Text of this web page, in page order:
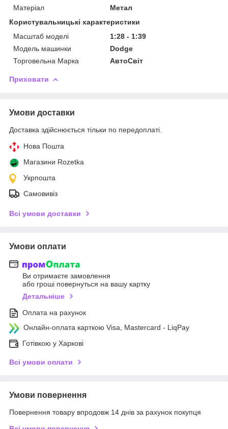
Матеріал
Метал
Користувальницькі характеристики
Масштаб моделі
1:28 - 1:39
Модель машинки
Dodge
Торговельна Марка
АвтоСвіт
Приховати
Умови доставки
Доставка здійснюється тільки по передоплаті.
Нова Пошта
Магазини Rozetka
Укрпошта
Самовивіз
Всі умови доставки
Умови оплати
Ви отримаєте замовлення
або гроші повернуться на вашу картку
Детальніше
Оплата на рахунок
Онлайн-оплата карткою Visa, Mastercard - LiqPay
Готівкою у Харкові
Всі умови оплати
Умови повернення
Повернення товару впродовж 14 днів за рахунок покупця